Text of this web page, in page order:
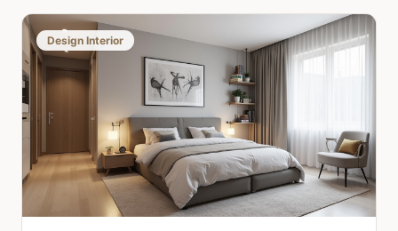
Design Interior